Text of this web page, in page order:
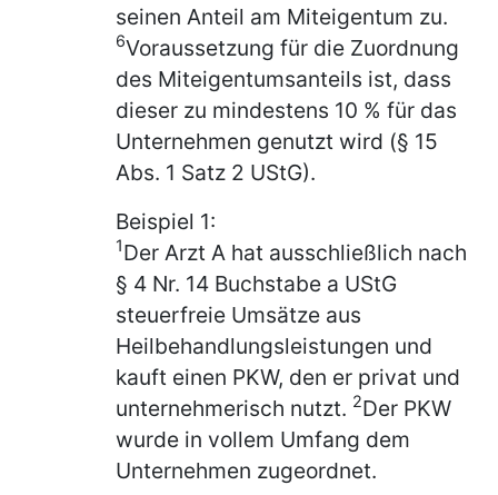
seinen Anteil am Miteigentum zu.
6Voraussetzung für die Zuordnung
des Miteigentumsanteils ist, dass
dieser zu mindestens 10 % für das
Unternehmen genutzt wird (§ 15
Abs. 1 Satz 2 UStG).
Beispiel 1:
1Der Arzt A hat ausschließlich nach
§ 4 Nr. 14 Buchstabe a UStG
steuerfreie Umsätze aus
Heilbehandlungsleistungen und
kauft einen PKW, den er privat und
unternehmerisch nutzt. 2Der PKW
wurde in vollem Umfang dem
Unternehmen zugeordnet.